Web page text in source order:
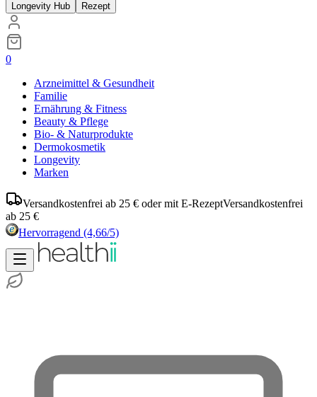
Longevity Hub Rezept
0
Arzneimittel & Gesundheit
Familie
Ernährung & Fitness
Beauty & Pflege
Bio- & Naturprodukte
Dermokosmetik
Longevity
Marken
Versandkostenfrei ab 25 € oder mit E-RezeptVersandkostenfrei
ab 25 €
Hervorragend (4,66/5)